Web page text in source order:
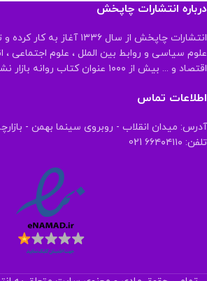
درباره انتشارات چاپخش
انتشارات چاپخش از سال ۱۳۳۶
علوم سیاسی و روابط بین الملل ، علوم اجتماعی ،
اقتصاد و ... بیش از ۱۰۰۰ عنوان کتاب روانه بازار نشر کرده است .
اطلاعات تماس
آدرس: میدان انقلاب - روبروی سینما بهمن -
تلفن: ۶۶۴۰۴۱۱۰ 021